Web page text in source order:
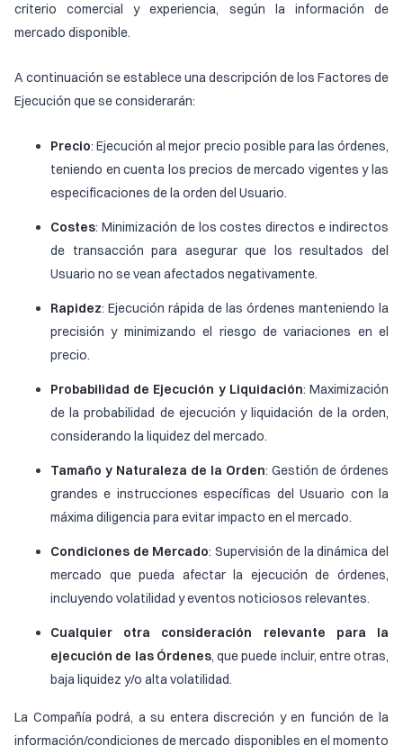
criterio comercial y experiencia, según la información de
mercado disponible.
A continuación se establece una descripción de los Factores de
Ejecución que se considerarán:
Precio: Ejecución al mejor precio posible para las órdenes,
teniendo en cuenta los precios de mercado vigentes y las
especificaciones de la orden del Usuario.
Costes: Minimización de los costes directos e indirectos
de transacción para asegurar que los resultados del
Usuario no se vean afectados negativamente.
Rapidez: Ejecución rápida de las órdenes manteniendo la
precisión y minimizando el riesgo de variaciones en el
precio.
Probabilidad de Ejecución y Liquidación: Maximización
de la probabilidad de ejecución y liquidación de la orden,
considerando la liquidez del mercado.
Tamaño y Naturaleza de la Orden: Gestión de órdenes
grandes e instrucciones específicas del Usuario con la
máxima diligencia para evitar impacto en el mercado.
Condiciones de Mercado: Supervisión de la dinámica del
mercado que pueda afectar la ejecución de órdenes,
incluyendo volatilidad y eventos noticiosos relevantes.
Cualquier otra consideración relevante para la
ejecución de las Órdenes, que puede incluir, entre otras,
baja liquidez y/o alta volatilidad.
La Compañía podrá, a su entera discreción y en función de la
información/condiciones de mercado disponibles en el momento